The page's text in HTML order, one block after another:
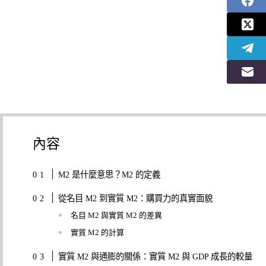
內容
M2 是什麼意思？M2 的定義
從名目 M2 到實質 M2：購買力的真實面貌
名目 M2 與實質 M2 的差異
實質 M2 的計算
實質 M2 與通膨的關係：實質 M2 與 GDP 成長的較量